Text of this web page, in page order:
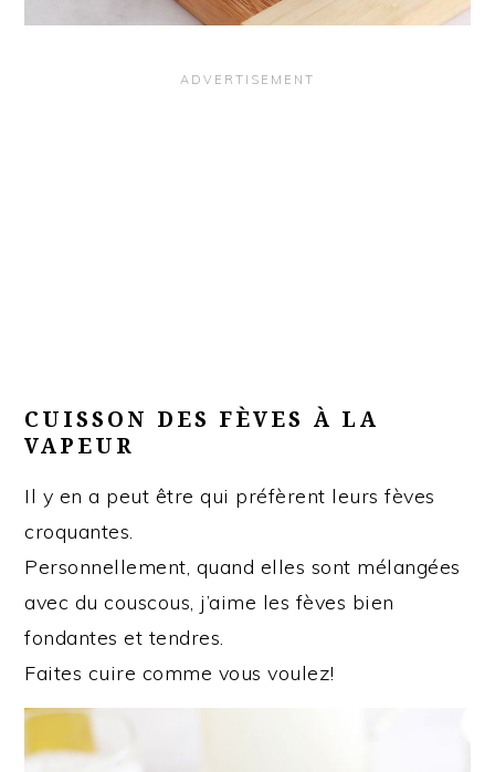
CUISSON DES FÈVES À LA
VAPEUR
Il y en a peut être qui préfèrent leurs fèves
croquantes.
Personnellement, quand elles sont mélangées
avec du couscous, j’aime les fèves bien
fondantes et tendres.
Faites cuire comme vous voulez!